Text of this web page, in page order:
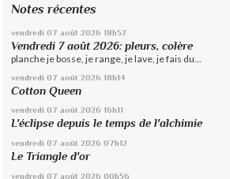
Notes récentes
vendredi 07 août 2026 18h52
Vendredi 7 août 2026: pleurs, colère
planche je bosse, je range, je lave, je fais du...
vendredi 07 août 2026 18h14
Cotton Queen
vendredi 07 août 2026 16h11
L'éclipse depuis le temps de l'alchimie
vendredi 07 août 2026 07h12
Le Triangle d'or
vendredi 07 août 2026 00h56